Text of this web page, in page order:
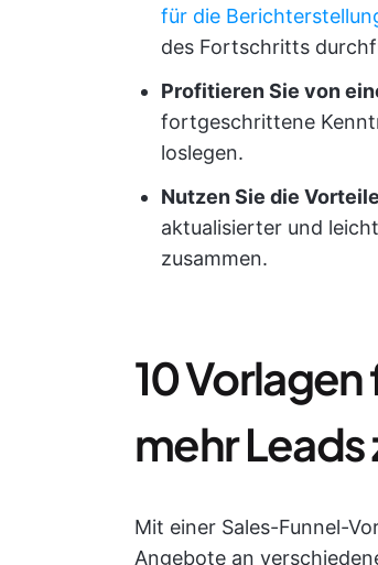
für die
des Fortschritts
Profitieren Sie von
fortgeschrittene
loslegen.
Nutzen Sie die
aktualisierter und
zusammen.
10
mehr
Mit einer Sales-Funnel-
Angebote an